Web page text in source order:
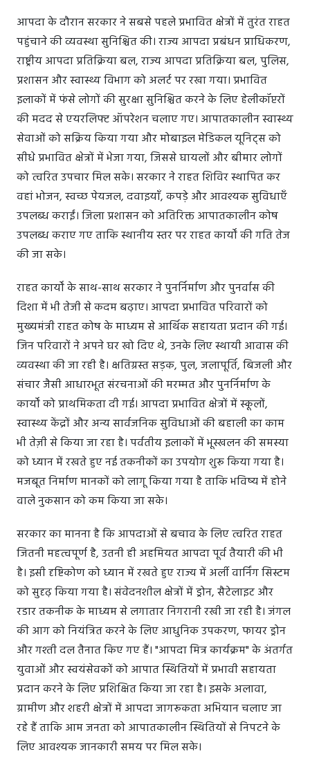
आपदा के दौरान सरकार ने सबसे पहले प्रभावित क्षेत्रों में तुरंत राहत
पहुंचाने की व्यवस्था सुनिश्चित की। राज्य आपदा प्रबंधन प्राधिकरण,
राष्ट्रीय आपदा प्रतिक्रिया बल, राज्य आपदा प्रतिक्रिया बल, पुलिस,
प्रशासन और स्वास्थ्य विभाग को अलर्ट पर रखा गया। प्रभावित
इलाकों में फंसे लोगों की सुरक्षा सुनिश्चित करने के लिए हेलीकॉप्टरों
की मदद से एयरलिफ्ट ऑपरेशन चलाए गए। आपातकालीन स्वास्थ्य
सेवाओं को सक्रिय किया गया और मोबाइल मेडिकल यूनिट्स को
सीधे प्रभावित क्षेत्रों में भेजा गया, जिससे घायलों और बीमार लोगों
को त्वरित उपचार मिल सके। सरकार ने राहत शिविर स्थापित कर
वहां भोजन, स्वच्छ पेयजल, दवाइयाँ, कपड़े और आवश्यक सुविधाएँ
उपलब्ध कराईं। जिला प्रशासन को अतिरिक्त आपातकालीन कोष
उपलब्ध कराए गए ताकि स्थानीय स्तर पर राहत कार्यों की गति तेज
की जा सके।
राहत कार्यों के साथ-साथ सरकार ने पुनर्निर्माण और पुनर्वास की
दिशा में भी तेजी से कदम बढ़ाए। आपदा प्रभावित परिवारों को
मुख्यमंत्री राहत कोष के माध्यम से आर्थिक सहायता प्रदान की गई।
जिन परिवारों ने अपने घर खो दिए थे, उनके लिए स्थायी आवास की
व्यवस्था की जा रही है। क्षतिग्रस्त सड़क, पुल, जलापूर्ति, बिजली और
संचार जैसी आधारभूत संरचनाओं की मरम्मत और पुनर्निर्माण के
कार्यों को प्राथमिकता दी गई। आपदा प्रभावित क्षेत्रों में स्कूलों,
स्वास्थ्य केंद्रों और अन्य सार्वजनिक सुविधाओं की बहाली का काम
भी तेज़ी से किया जा रहा है। पर्वतीय इलाकों में भूस्खलन की समस्या
को ध्यान में रखते हुए नई तकनीकों का उपयोग शुरू किया गया है।
मजबूत निर्माण मानकों को लागू किया गया है ताकि भविष्य में होने
वाले नुकसान को कम किया जा सके।
सरकार का मानना है कि आपदाओं से बचाव के लिए त्वरित राहत
जितनी महत्वपूर्ण है, उतनी ही अहमियत आपदा पूर्व तैयारी की भी
है। इसी दृष्टिकोण को ध्यान में रखते हुए राज्य में अर्ली वार्निंग सिस्टम
को सुदृढ़ किया गया है। संवेदनशील क्षेत्रों में ड्रोन, सैटेलाइट और
रडार तकनीक के माध्यम से लगातार निगरानी रखी जा रही है। जंगल
की आग को नियंत्रित करने के लिए आधुनिक उपकरण, फायर ड्रोन
और गश्ती दल तैनात किए गए हैं। "आपदा मित्र कार्यक्रम" के अंतर्गत
युवाओं और स्वयंसेवकों को आपात स्थितियों में प्रभावी सहायता
प्रदान करने के लिए प्रशिक्षित किया जा रहा है। इसके अलावा,
ग्रामीण और शहरी क्षेत्रों में आपदा जागरूकता अभियान चलाए जा
रहे हैं ताकि आम जनता को आपातकालीन स्थितियों से निपटने के
लिए आवश्यक जानकारी समय पर मिल सके।